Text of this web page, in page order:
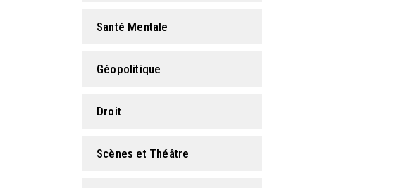
Santé Mentale
Géopolitique
Droit
Scènes et Théâtre